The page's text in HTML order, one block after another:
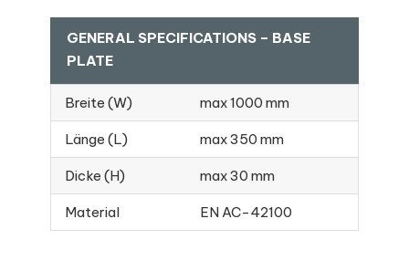
GENERAL SPECIFICATIONS – BASE
PLATE
Breite (W) max 1000 mm
Länge (L) max 350 mm
Dicke (H) max 30 mm
Material EN AC-42100